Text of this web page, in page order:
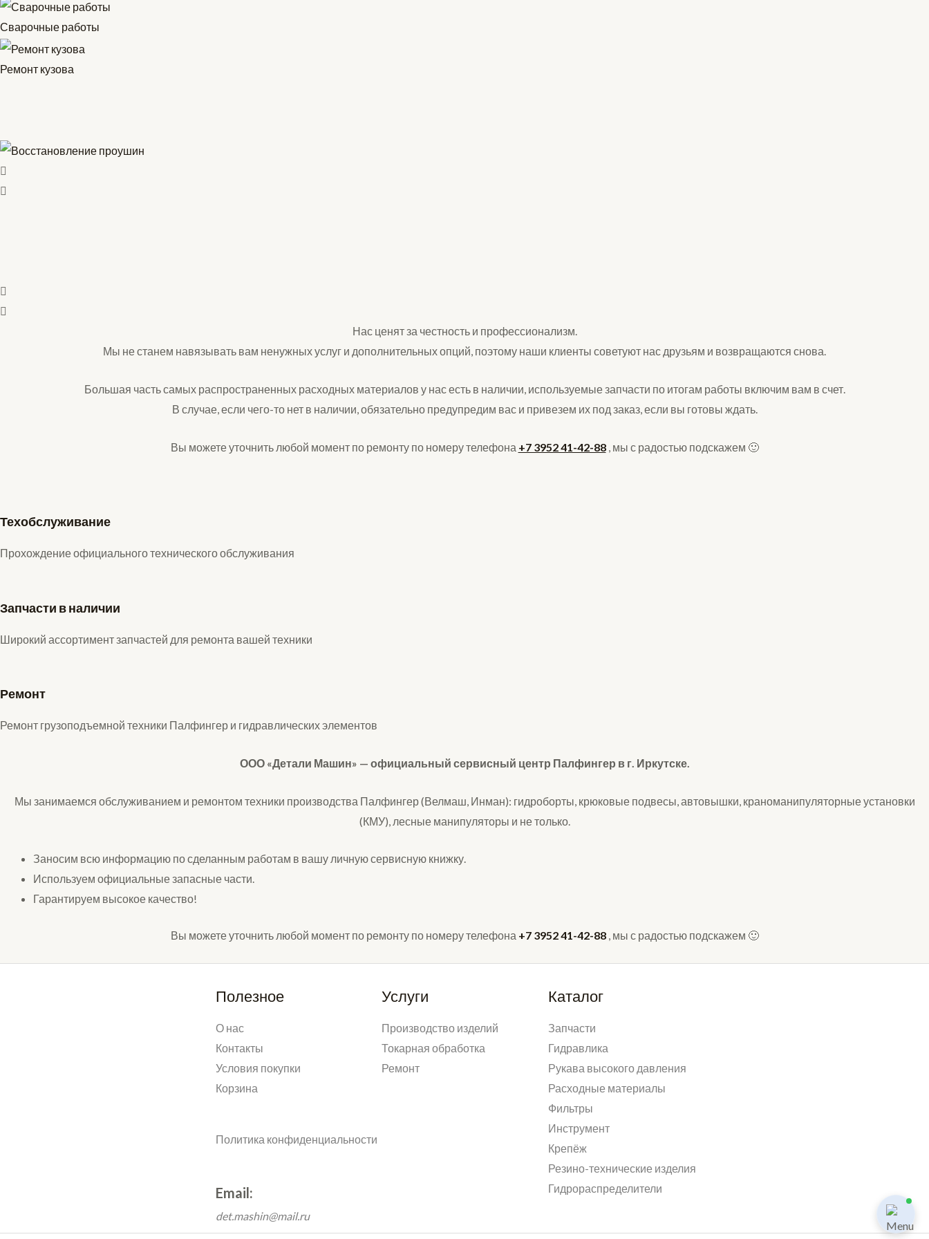
Сварочные работы
Ремонт кузова
Нас ценят за честность и профессионализм.
Мы не станем навязывать вам ненужных услуг и дополнительных опций, поэтому наши клиенты советуют нас друзьям и возвращаются снова.
Большая часть самых распространенных расходных материалов у нас есть в наличии, используемые запчасти по итогам работы включим вам в счет.
В случае, если чего-то нет в наличии, обязательно предупредим вас и привезем их под заказ, если вы готовы ждать.
Вы можете уточнить любой момент по ремонту по номеру телефона +7 3952 41-42-88, мы с радостью подскажем 🙂
Техобслуживание
Прохождение официального технического обслуживания
Запчасти в наличии
Широкий ассортимент запчастей для ремонта вашей техники
Ремонт
Ремонт грузоподъемной техники Палфингер и гидравлических элементов
ООО «Детали Машин» — официальный сервисный центр Палфингер в г. Иркутске.
Мы занимаемся обслуживанием и ремонтом техники производства Палфингер (Велмаш, Инман): гидроборты, крюковые подвесы, автовышки, краноманипуляторные установки
(КМУ), лесные манипуляторы и не только.
Заносим всю информацию по сделанным работам в вашу личную сервисную книжку.
Используем официальные запасные части.
Гарантируем высокое качество!
Вы можете уточнить любой момент по ремонту по номеру телефона +7 3952 41-42-88, мы с радостью подскажем 🙂
Полезное
О нас
Контакты
Условия покупки
Корзина
Политика конфиденциальности
Email:
det.mashin@mail.ru
Услуги
Производство изделий
Токарная обработка
Ремонт
Каталог
Запчасти
Гидравлика
Рукава высокого давления
Расходные материалы
Фильтры
Инструмент
Крепёж
Резино-технические изделия
Гидрораспределители